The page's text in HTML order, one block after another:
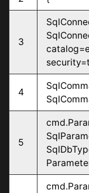
3
4
5